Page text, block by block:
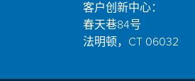
客户创新中心：
春天巷84号
法明顿，CT 06032